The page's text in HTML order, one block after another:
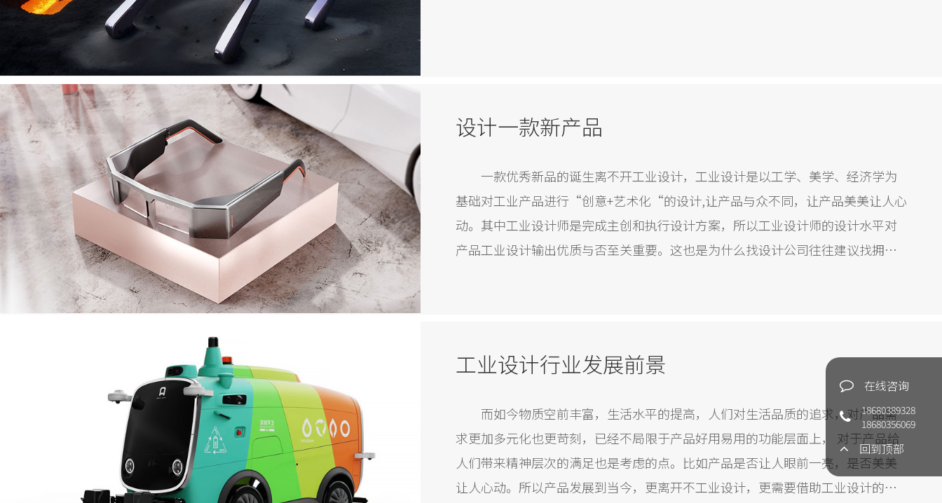
设计一款新产品
一款优秀新品的诞生离不开工业设计，工业设计是以工学、美学、经济学为
基础对工业产品进行“创意+艺术化“的设计,让产品与众不同，让产品美美让人心
动。其中工业设计师是完成主创和执行设计方案，所以工业设计师的设计水平对
产品工业设计输出优质与否至关重要。这也是为什么找设计公司往往建议找拥有
工业设计行业发展前景
而如今物质空前丰富，生活水平的提高，人们对生活品质的追求，对产品需
求更加多元化也更苛刻，已经不局限于产品好用易用的功能层面上， 对于产品给
人们带来精神层次的满足也是考虑的点。比如产品是否让人眼前一亮，是否美美
让人心动。所以产品发展到当今，更离开不工业设计，更需要借助工业设计的力
在线咨询
18680389328
18680356069
回到顶部